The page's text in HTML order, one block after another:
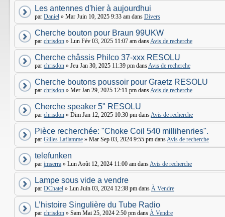
Les antennes d'hier à aujourdhui
par Daniel » Mar Juin 10, 2025 9:33 am dans Divers
Cherche bouton pour Braun 99UKW
par chrisdon » Lun Fév 03, 2025 11:07 am dansAvis de recherche
Cherche châssis Philco 37-xxx RESOLU
par chrisdon » Jeu Jan 30, 2025 11:39 pm dansAvis de recherche
Cherche boutons poussoir pour Graetz RESOLU
par chrisdon » Mer Jan 29, 2025 12:11 pm dansAvis de recherche
Cherche speaker 5" RESOLU
par chrisdon » Dim Jan 12, 2025 10:30 pm dansAvis de recherche
Pièce recherchée: "Choke Coil 540 millihenries".
par Gilles Laflamme » Mar Sep 03, 2024 9:55 pm dansAvis de recherche
telefunken
par jmserra » Lun Août 12, 2024 11:00 am dansAvis de recherche
Lampe sous vide a vendre
par DChatel » Lun Juin 03, 2024 12:38 pm dans À Vendre
L’histoire Singulière du Tube Radio
par chrisdon » Sam Mai 25, 2024 2:50 pm dans À Vendre